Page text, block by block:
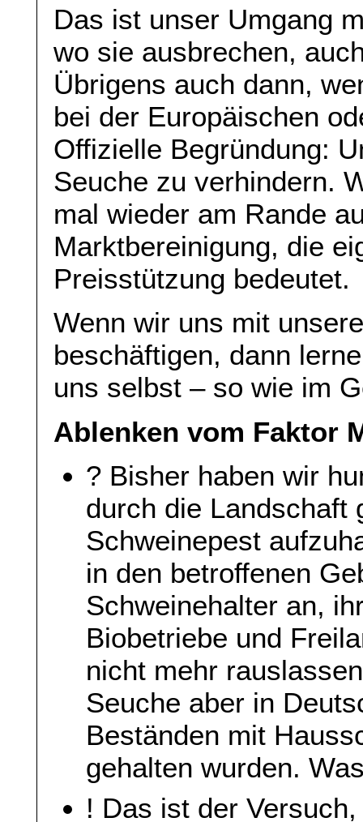
Das ist unser Umgang
wo sie ausbrechen,
Übrigens auch dann,
bei der Europäischen
Offizielle Begründung:
Seuche zu verhindern.
mal wieder am Rande
Marktbereinigung, die
Preisstützung bedeutet.
Wenn wir uns mit
beschäftigen, dann
uns selbst – so wie im
Ablenken vom Faktor
? Bisher haben wir
durch die Landschaft
Schweinepest
in den betroffenen
Schweinehalter an,
Biobetriebe und
nicht mehr
Seuche aber in
Beständen mit
gehalten wurden.
! Das ist der